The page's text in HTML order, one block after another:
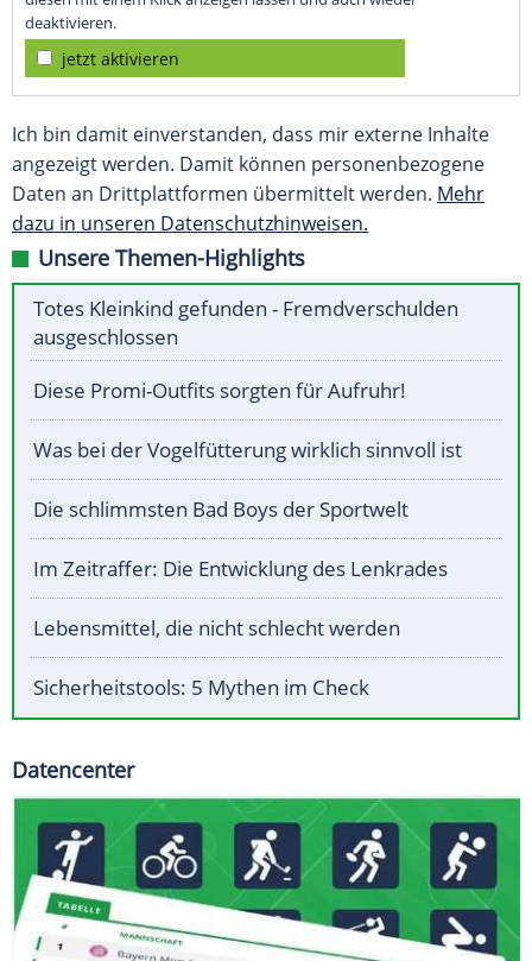
deaktivieren.
jetzt aktivieren
Ich bin damit einverstanden, dass mir externe Inhalte
angezeigt werden. Damit können personenbezogene
Daten an Drittplattformen übermittelt werden. Mehr
dazu in unseren Datenschutzhinweisen.
Unsere Themen-Highlights
Totes Kleinkind gefunden - Fremdverschulden
ausgeschlossen
Diese Promi-Outfits sorgten für Aufruhr!
Was bei der Vogelfütterung wirklich sinnvoll ist
Die schlimmsten Bad Boys der Sportwelt
Im Zeitraffer: Die Entwicklung des Lenkrades
Lebensmittel, die nicht schlecht werden
Sicherheitstools: 5 Mythen im Check
Datencenter